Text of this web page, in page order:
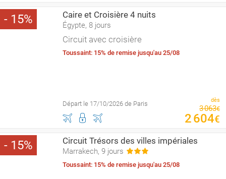
15 Caire et Croisière 4 nuits
Égypte, 8 jours
Circuit avec croisière
Toussaint: 15% de remise jusqu'au 25/08
Départ le 17/10/2026 de Paris dès
3063€
2604€
15 Circuit Trésors des villes impériales
Marrakech, 9 jours
Toussaint: 15% de remise jusqu'au 25/08